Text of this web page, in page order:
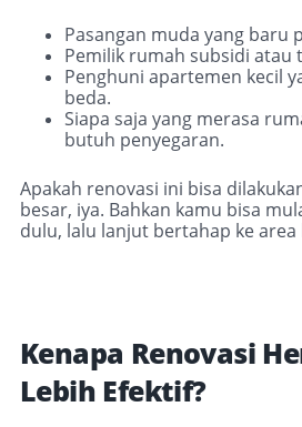
Pasangan muda yang baru
Pemilik rumah subsidi atau
Penghuni apartemen kecil
beda.
Siapa saja yang merasa
butuh penyegaran.
Apakah renovasi ini bisa
besar, iya. Bahkan kamu bisa
dulu, lalu lanjut bertahap ke area
Kenapa Renovasi
Lebih Efektif?